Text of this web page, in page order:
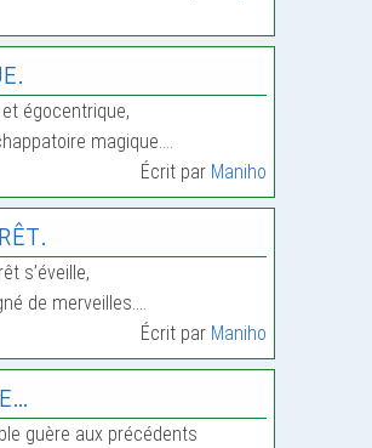
égocentrique,
magique.…
Écrit par Maniho
s’éveille,
de merveilles.…
Écrit par Maniho
guère aux précédents